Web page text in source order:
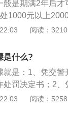
般是期满2年后
1000元以上
机动车的，将
驶证。
阅读：3210
是什么?
是：1、凭交
处罚决定书；2
7天的道路交通
阅读：5258